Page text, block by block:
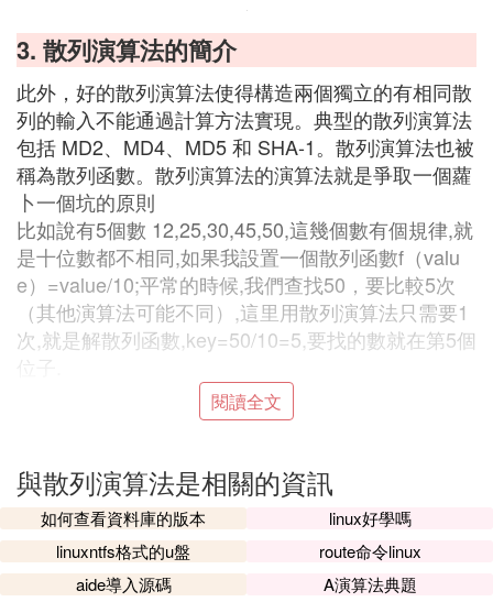
3. 散列演算法的簡介
此外，好的散列演算法使得構造兩個獨立的有相同散
列的輸入不能通過計算方法實現。典型的散列演算法
包括 MD2、MD4、MD5 和 SHA-1。散列演算法也被
稱為散列函數。散列演算法的演算法就是爭取一個蘿
卜一個坑的原則
比如說有5個數 12,25,30,45,50,這幾個數有個規律,就
是十位數都不相同,如果我設置一個散列函數f（valu
e）=value/10;平常的時候,我們查找50，要比較5次
（其他演算法可能不同）,這里用散列演算法只需要1
次,就是解散列函數,key=50/10=5,要找的數就在第5個
位子.
但是上面問題還是很多的,比如說查找55呢?就會出錯
<因為55解散列函數之後,也是在第5個位子>,還有等
散列函數設置好了後,由於數據的龐大,沖突很有可能
產生,那麼就需要我們來處理沖突了,所以寫散列演算
法就是設置好的散列函數和處理沖突的過程.這里散
列演算法涉及的查找就跟查找的數量無關,跟沖突率
有直接的關系。
閱讀全文
與散列演算法是相關的資訊
如何查看資料庫的版本
linux好學嗎
linuxntfs格式的u盤
route命令linux
aide導入源碼
A演算法典題